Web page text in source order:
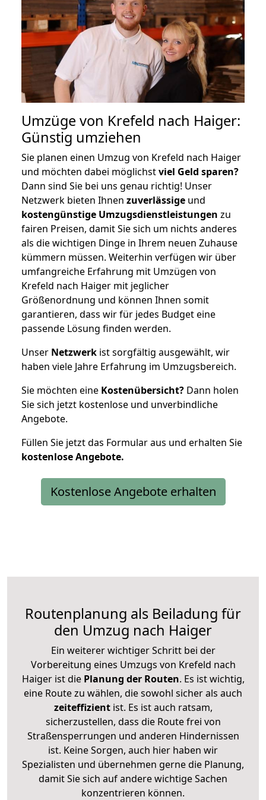
Umzüge von Krefeld nach Haiger:
Günstig umziehen
Sie planen einen Umzug von Krefeld nach Haiger
und möchten dabei möglichstviel Geld sparen?
Dann sind Sie bei uns genau richtig! Unser
Netzwerk bieten Ihnen zuverlässige und
kostengünstige Umzugsdienstleistungen zu
fairen Preisen, damit Sie sich um nichts anderes
als die wichtigen Dinge in Ihrem neuen Zuhause
kümmern müssen. Weiterhin verfügen wir über
umfangreiche Erfahrung mit Umzügen von
Krefeld nach Haiger mit jeglicher
Größenordnung und können Ihnen somit
garantieren, dass wir für jedes Budget eine
passende Lösung finden werden.
Unser Netzwerk ist sorgfältig ausgewählt, wir
haben viele Jahre Erfahrung im Umzugsbereich.
Sie möchten eine Kostenübersicht? Dann holen
Sie sich jetzt kostenlose und unverbindliche
Angebote.
Füllen Sie jetzt das Formular aus und erhalten Sie
kostenloseAngebote.
Kostenlose Angebote erhalten
Routenplanung als Beiladung für
den Umzug nach Haiger
Ein weiterer wichtiger Schritt bei der
Vorbereitung eines Umzugs von Krefeld nach
Haiger ist diePlanung der Routen. Es ist wichtig,
eine Route zu wählen, die sowohl sicher als auch
zeiteffizientist. Es ist auch ratsam,
sicherzustellen, dass die Route frei von
Straßensperrungen und anderen Hindernissen
ist. Keine Sorgen, auch hier haben wir
Spezialisten und übernehmen gerne die Planung,
damit Sie sich auf andere wichtige Sachen
konzentrieren können.